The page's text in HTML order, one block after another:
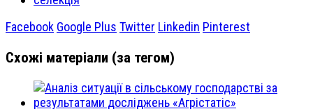
Facebook Google Plus Twitter Linkedin Pinterest
Схожі матеріали (за тегом)